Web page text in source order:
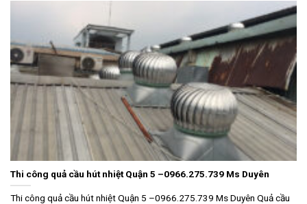
Thi công quả cầu hút nhiệt Quận 5 –0966.275.739 Ms Duyên
Thi công quả cầu hút nhiệt Quận 5 –0966.275.739 Ms Duyên Quả cầu